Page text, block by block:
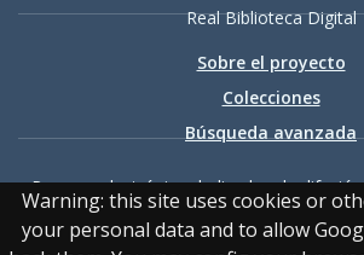
Warning: this site uses cookies or
your personal data and to allow
Real Biblioteca Digital
Sobre el proyecto
Colecciones
Búsqueda avanzada
Recurso electrónico dedicado a la
digitalizadas de la Real